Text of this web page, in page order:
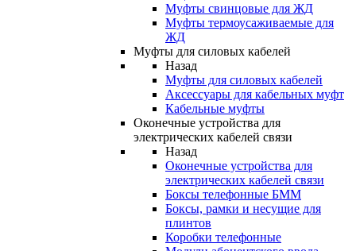
Муфты свинцовые для ЖД
Муфты термоусаживаемые для
ЖД
Муфты для силовых кабелей
Назад
Муфты для силовых кабелей
Аксессуары для кабельных муфт
Кабельные муфты
Оконечные устройства для
электрических кабелей связи
Назад
Оконечные устройства для
электрических кабелей связи
Боксы телефонные БММ
Боксы, рамки и несущие для
плинтов
Коробки телефонные